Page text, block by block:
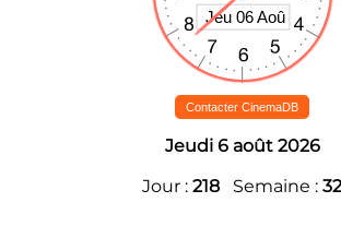
Contacter CinemaDB
Jeudi 6 août 2026
Jour : 218 Semaine : 32